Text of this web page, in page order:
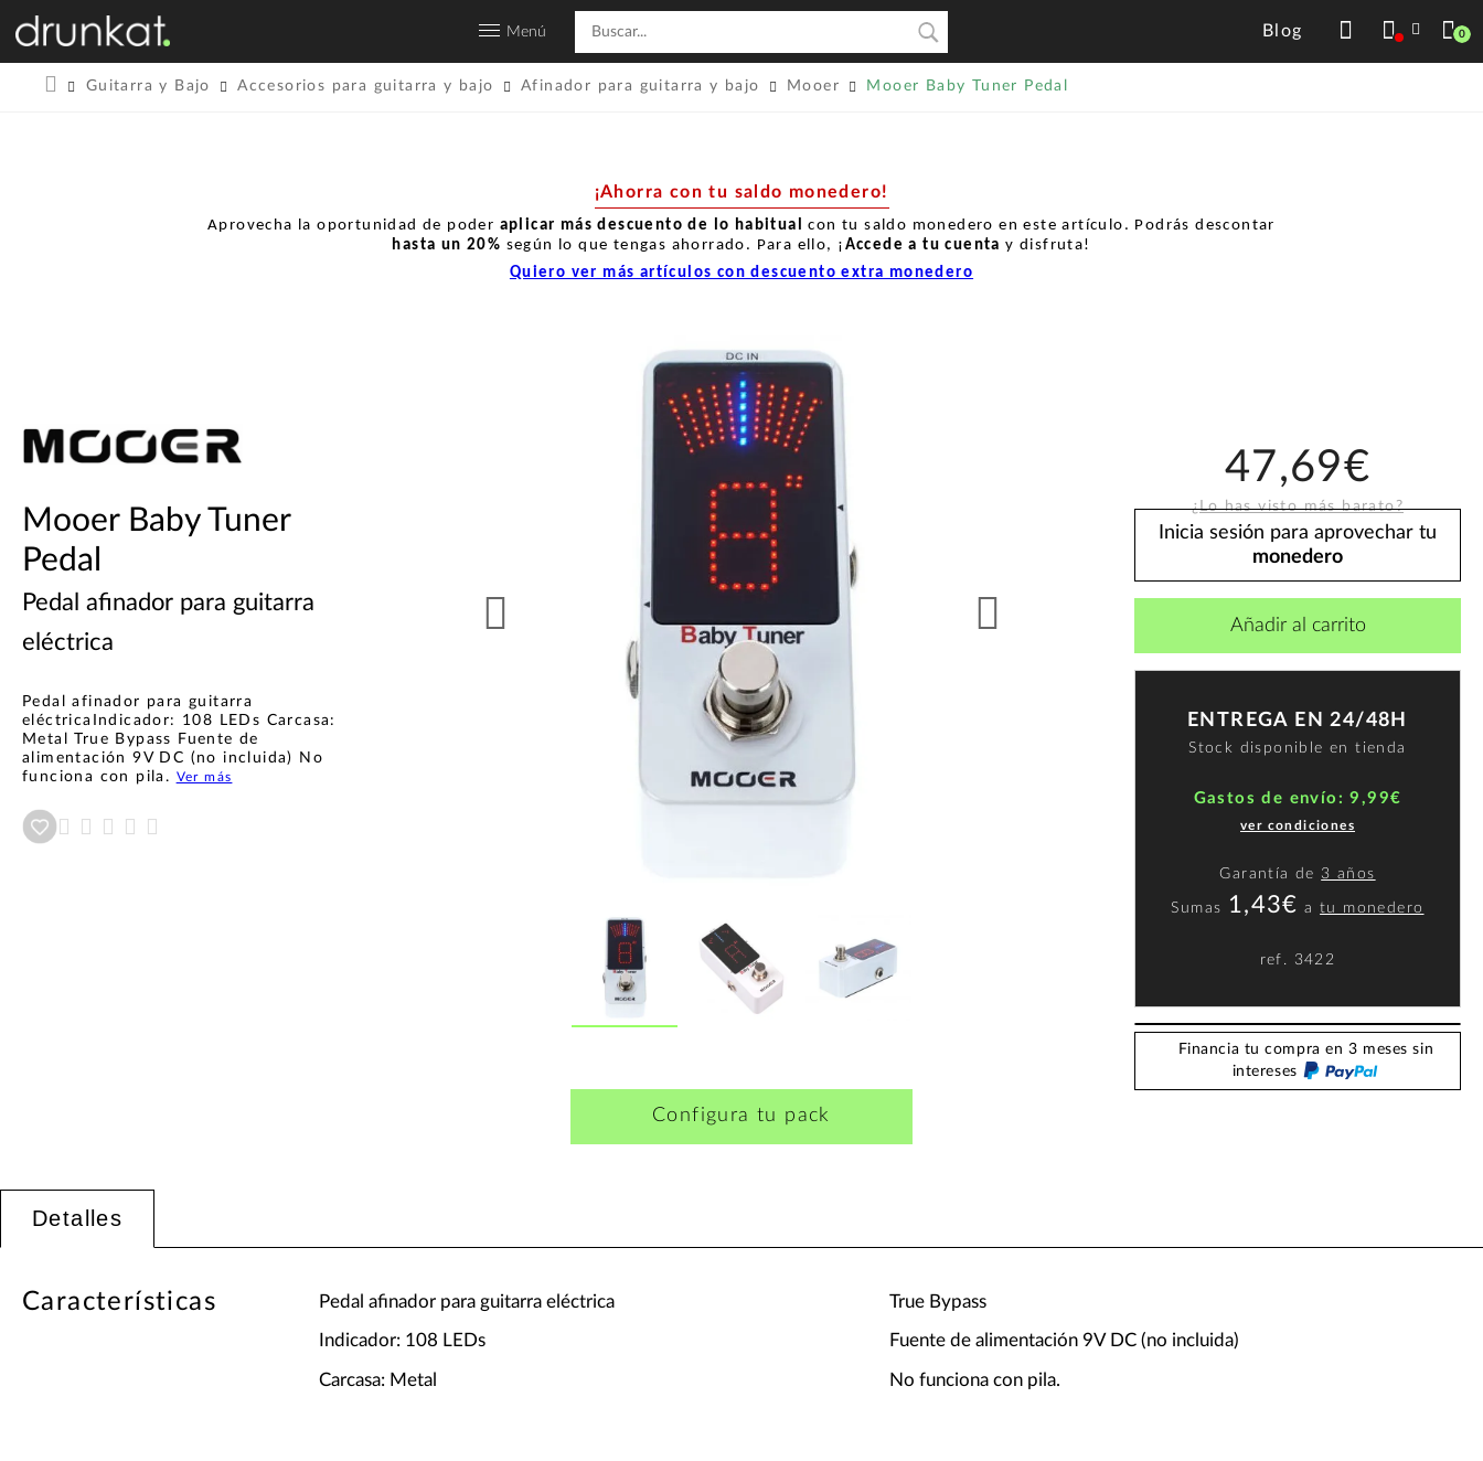
Menú Blog 0
Guitarra y Bajo Accesorios para guitarra y bajo Afinador para guitarra y bajo Mooer Mooer Baby Tuner Pedal
¡Ahorra con tu saldo monedero!
Aprovecha la oportunidad de poder aplicar más descuento de lo habitual con tu saldo monedero en este artículo. Podrás descontar
hasta un 20% según lo que tengas ahorrado. Para ello, ¡ Accede a tu cuenta y disfruta!
Quiero ver más artículos con descuento extra monedero
Mooer Baby Tuner
Pedal
Pedal afinador para guitarra
eléctrica
Pedal afinador para guitarra
eléctricaIndicador: 108 LEDs Carcasa:
Metal True Bypass Fuente de
alimentación 9V DC (no incluida) No
funciona con pila. Ver más
Configura tu pack
47,69€
¿Lo has visto más barato?
Inicia sesión para aprovechar tu
monedero
Añadir al carrito
ENTREGA EN 24/48H
Stock disponible en tienda
Gastos de envío: 9,99€
ver condiciones
Garantía de 3 años
Sumas 1,43€ atu monedero
ref. 3422
Financia tu compra en 3 meses sin
intereses
Detalles
Características Pedal afinador para guitarra eléctrica
Indicador: 108 LEDs
Carcasa: Metal
True Bypass
Fuente de alimentación 9V DC (no incluida)
No funciona con pila.